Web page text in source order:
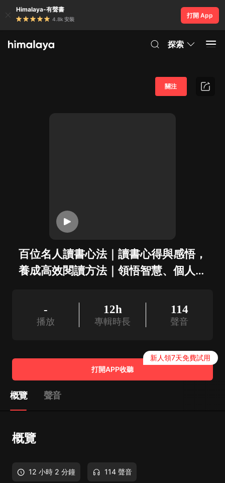
Himalaya-有聲書
4.8k 安裝
打開 App
探索
百位名人讀書心法｜讀書心得與感悟，
養成高效閱讀方法｜領悟智慧、個人提
關注
-
播放
12h
專輯時長
114
聲音
打開APP收聽
新人領7天免費試用
概覽 聲音
概覽
12 小時 2 分鐘 114 聲音